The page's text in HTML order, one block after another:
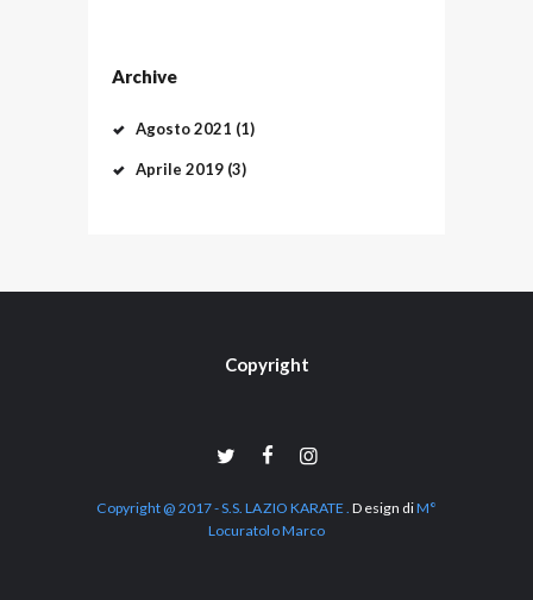
Archive
Agosto2021 (1)
Aprile 2019 (3)
Copyright
Copyright @ 2017 - S.S. LAZIO KARATE .Design diM°
Locuratolo Marco